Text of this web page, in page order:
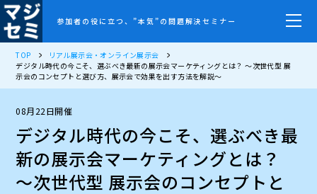
参加者の役に立つ、”本気”の問題解決セミナー
TOP
リアル展示会・オンライン展示会
デジタル時代の今こそ、選ぶべき最新の展示会マーケティングとは？ ～次世代型 展
示会のコンセプトと選び方、展示会で効果を出す方法を解説～
08月22日開催
デジタル時代の今こそ、選ぶべき最
新の展示会マーケティングとは？
～次世代型 展示会のコンセプトと